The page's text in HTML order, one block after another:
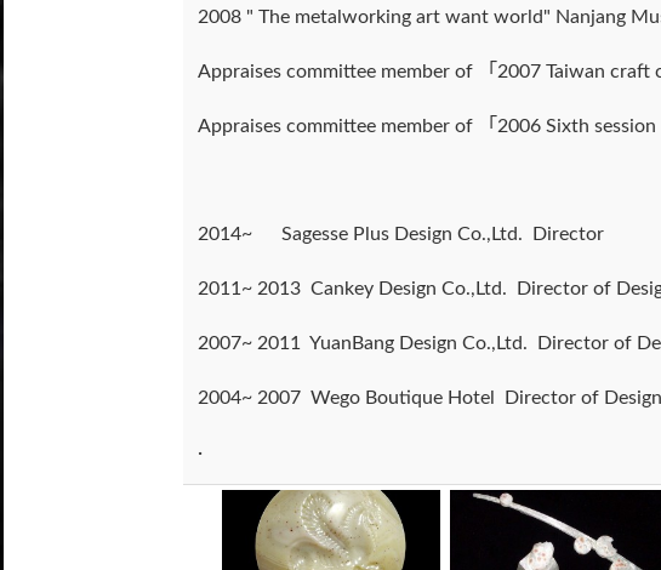
2008 " The metalworking art want world" Nanjang
Appraises committee member of 「2007 Taiwan craft
Appraises committee member of 「2006 Sixth
2014~ Sagesse Plus Design Co.,Ltd. Director
2011~ 2013 Cankey Design Co.,Ltd. Director of
2007~ 2011 YuanBang Design Co.,Ltd. Director of
2004~ 2007 Wego Boutique Hotel Director of
·